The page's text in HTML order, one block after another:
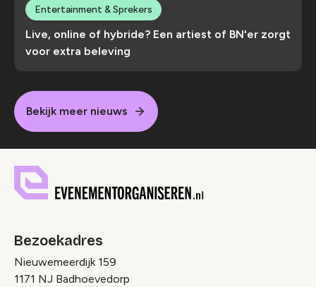
Live, online of hybride? Een artiest of BN'er zorgt
voor extra beleving
Entertainment & Sprekers
Bekijk meer nieuws
Bezoekadres
Nieuwemeerdijk 159
1171 NJ Badhoevedorp